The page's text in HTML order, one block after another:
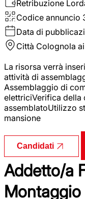
Retribuzione
Codice annuncio
Data di
Città Colognola
La risorsa verrà
attività di
Assemblaggio di
elettriciVerifica
assemblatoUtilizzo
mansione
Candidati
Addetto/a
Montaggio